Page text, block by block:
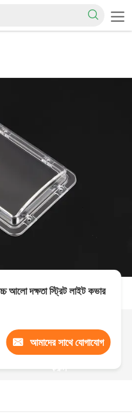
আলো দক্ষতা স্ট্রিট লাইট কভার
আমাদের সাথে যোগাযোগ
করুন